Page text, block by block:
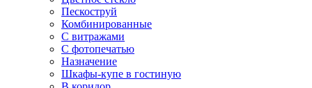
Пескоструй
Комбинированные
С витражами
С фотопечатью
Назначение
Шкафы-купе в гостиную